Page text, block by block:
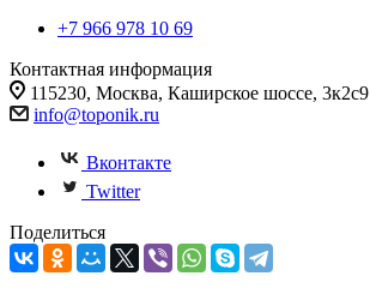
+7 966 978 10 69
Контактная информация
115230, Москва, Каширское шоссе, 3к2с9
info@toponik.ru
Вконтакте
Twitter
Поделиться